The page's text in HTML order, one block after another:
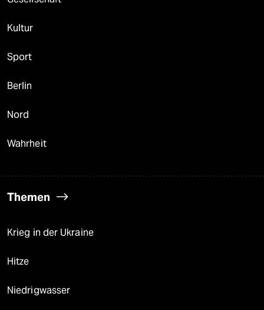
Kultur
Sport
Berlin
Nord
Wahrheit
Themen
Krieg in der Ukraine
Hitze
Niedrigwasser